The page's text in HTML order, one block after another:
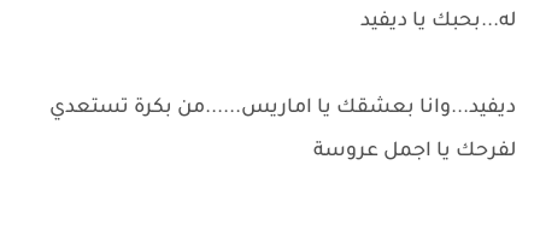
له...بحبك يا ديفيد
ديفيد...وانا بعشقك يا اماريس......من بكرة تستعدي
لفرحك يا اجمل عروسة